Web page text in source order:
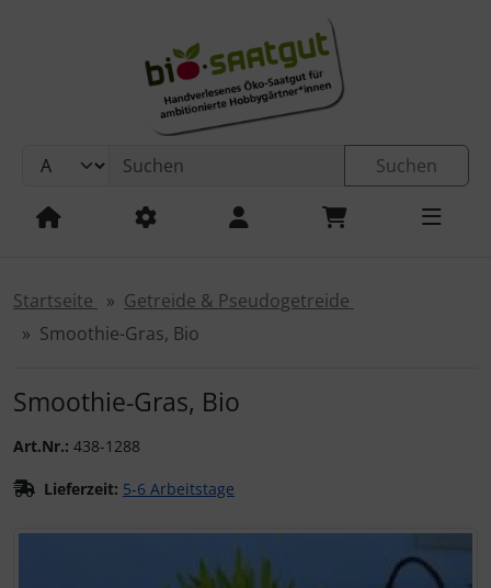
Springe zum Inhalt
Springe zum Login-Button
Springe zum Button für Einstellungen
Suchen
Startseite
Getreide & Pseudogetreide
Smoothie-Gras, Bio
Smoothie-Gras, Bio
Art.Nr.: 438-1288
Lieferzeit: 5-6 Arbeitstage
Wenn mehr als ein Produktbild exitiert, können Sie die